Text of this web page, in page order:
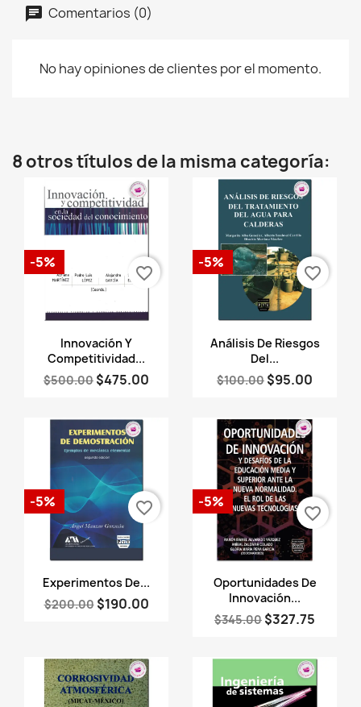
Comentarios (0)
No hay opiniones de clientes por el momento.
8 otros títulos de la misma categoría:
Vista rápida
Innovación Y
Competitividad...
$500.00 $475.00
-5%
favorite_border
Vista rápida
Análisis De Riesgos
Del...
$100.00 $95.00
-5%
favorite_border
Vista rápida
Experimentos De...
$200.00 $190.00
-5% favorite_border
Vista rápida
Oportunidades De
Innovación...
$345.00 $327.75
-5%
favorite_border